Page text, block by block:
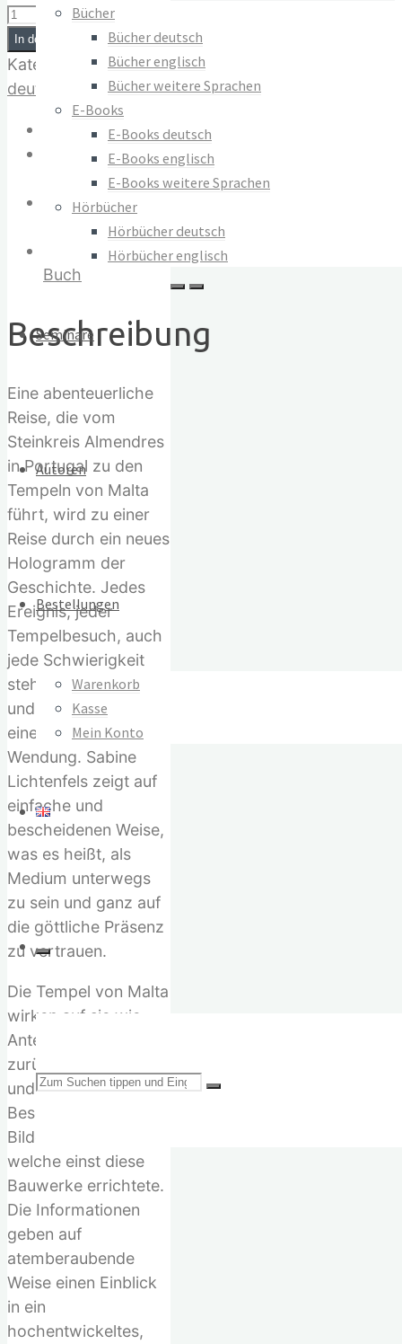
Bücher
Bücher deutsch
Bücher englisch
Bücher weitere Sprachen
E-Books
E-Books deutsch
E-Books englisch
E-Books weitere Sprachen
Hörbücher
Hörbücher deutsch
Hörbücher englisch
Seminare
Autoren
Bestellungen
Warenkorb
Kasse
Mein Konto
Suchen
nach:
Tempel
der
Liebe.
Reise
das
Zeitalter
sinnlichen
Menge
In den Warenkorb
Kategorie:
Bücher in
deutscher Sprache
Beschreibung
Zusätzliche
Informationen
Sabine
Lichtenfels
Mehr Infos zum
Buch
Beschreibung
Eine abenteuerliche
Reise, die vom
Steinkreis Almendres
in Portugal zu den
Tempeln von Malta
führt, wird zu einer
Reise durch ein neues
Hologramm der
Geschichte. Jedes
Ereignis, jeder
Tempelbesuch, auch
jede Schwierigkeit
stehen unter Führung
und erhalten dadurch
eine überraschende
Wendung. Sabine
Lichtenfels zeigt auf
einfache und
bescheidenen Weise,
was es heißt, als
Medium unterwegs
zu sein und ganz auf
die göttliche Präsenz
zu vertrauen.
Die Tempel von Malta
wirken auf sie wie
Antennen in eine weit
zurückliegende Zeit
und vermitteln ihr
Beschreibungen und
Bilder jener Kultur,
welche einst diese
Bauwerke errichtete.
Die Informationen
geben auf
atemberaubende
Weise einen Einblick
in ein
hochentwickeltes,
AGB
Widerrufsrecht
Datenschutz
Vertrag widerrufen
© 2023–2026 Verlag Meiga